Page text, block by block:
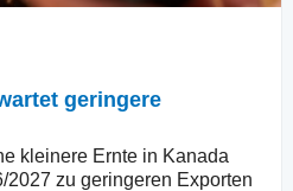
geringere
kleinere Ernte in Kanada
2027 zu geringeren Exporten